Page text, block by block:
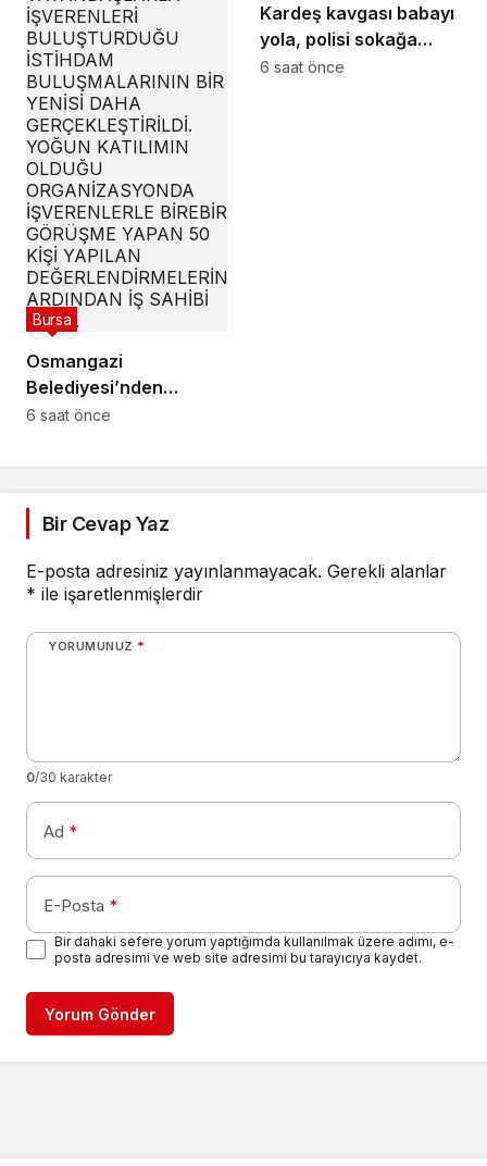
Osmangazi
Belediyesi’nden
istihdam sağlayan
Bursa
6 saat önce
Kardeş kavgası babayı
yola, polisi sokağa
döktü
6 saat önce
Bir Cevap Yaz
E-posta adresiniz yayınlanmayacak. Gerekli alanlar
* ile işaretlenmişlerdir
YORUMUNUZ *
0/30 karakter
Ad *
E-Posta *
Bir dahaki sefere yorum yaptığımda kullanılmak üzere adımı, e-
posta adresimi ve web site adresimi bu tarayıcıya kaydet.
Yorum Gönder